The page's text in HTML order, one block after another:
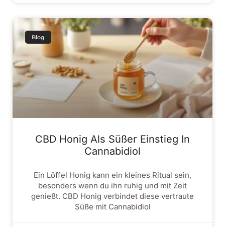
Blog
CBD Honig Als Süßer Einstieg In
Cannabidiol
Ein Löffel Honig kann ein kleines Ritual sein,
besonders wenn du ihn ruhig und mit Zeit
genießt. CBD Honig verbindet diese vertraute
Süße mit Cannabidiol